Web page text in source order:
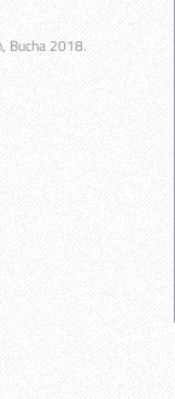
Bucha 2018.